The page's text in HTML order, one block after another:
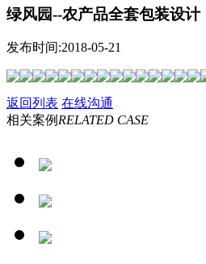
绿风园--农产品全套包装设计
发布时间:2018-05-21
返回列表 在线沟通
相关案例RELATED CASE